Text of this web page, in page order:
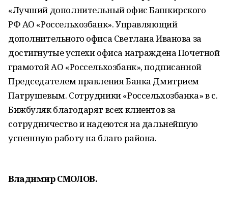
«Лучший дополнительный офис Башкирского
РФ АО «Россельхозбанк». Управляющий
дополнительного офиса Светлана Иванова за
достигнутые успехи офиса награждена Почетной
грамотой АО «Россельхозбанк», подписанной
Председателем правления Банка Дмитрием
Патрушевым. Сотрудники «Россельхозбанка» в с.
Бижбуляк благодарят всех клиентов за
сотрудничество и надеются на дальнейшую
успешную работу на благо района.
Владимир СМОЛОВ.